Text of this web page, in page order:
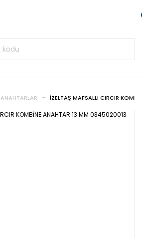
ANAHTARLAR İZELTAŞ MAFSALLI CIRCIR